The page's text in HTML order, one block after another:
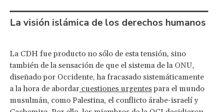
La visión islámica de los derechos humanos
La CDH fue producto no sólo de esta tensión, sino
también de la sensación de que el sistema de la ONU,
diseñado por Occidente, ha fracasado sistemáticamente
a la hora de abordar cuestiones urgentespara el mundo
musulmán, como Palestina, el conflicto árabe-israelí y